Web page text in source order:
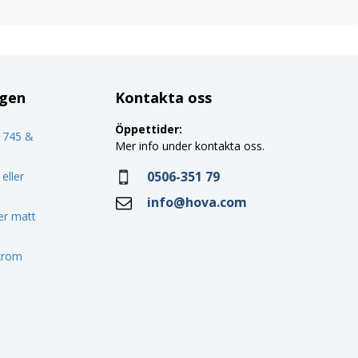
&
matt
Kontakta oss
Öppettider:
Mer info under kontakta oss.
0506-351 79
info@hova.com